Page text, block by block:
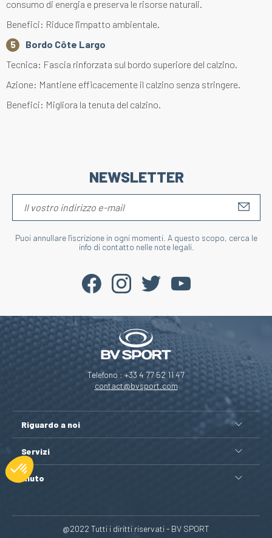
consumo di energia e preserva le risorse naturali.
Benefici: Riduce l'impatto ambientale.
Bordo Côte Largo
Tecnica: Fascia rinforzata sul bordo superiore del calzino.
Azione: Mantiene efficacemente il calzino senza stringere.
Benefici: Migliora la tenuta del calzino.
NEWSLETTER
Puoi annullare l'iscrizione in ogni momenti. A questo scopo, cerca le
info di contatto nelle note legali.
Telefono : +33 4 77 52 11 47
contact@bvsport.com
Riguardo a noi
Servizi
Aiuto
@2022 Tutti i diritti riservati - BV SPORT